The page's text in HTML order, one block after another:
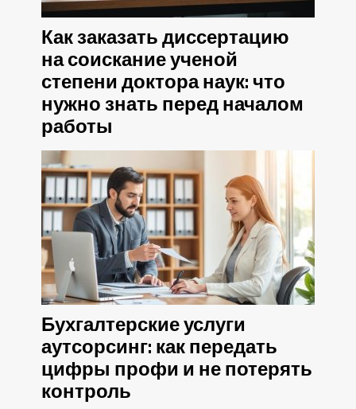
Как заказать диссертацию
на соискание ученой
степени доктора наук: что
нужно знать перед началом
работы
Бухгалтерские услуги
аутсорсинг: как передать
цифры профи и не потерять
контроль